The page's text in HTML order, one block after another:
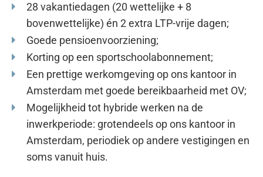
28 vakantiedagen (20 wettelijke + 8
bovenwettelijke) én 2 extra LTP-vrije dagen;
Goede pensioenvoorziening;
Korting op een sportschoolabonnement;
Een prettige werkomgeving op ons kantoor in
Amsterdam met goede bereikbaarheid met OV;
Mogelijkheid tot hybride werken na de
inwerkperiode: grotendeels op ons kantoor in
Amsterdam, periodiek op andere vestigingen en
soms vanuit huis.